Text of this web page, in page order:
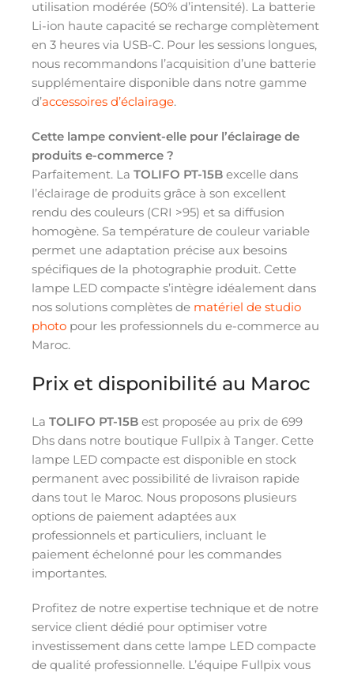
utilisation modérée (50% d’intensité). La batterie
Li-ion haute capacité se recharge complètement
en 3 heures via USB-C. Pour les sessions longues,
nous recommandons l’acquisition d’une batterie
supplémentaire disponible dans notre gamme
d’accessoires d’éclairage.
Cette lampe convient-elle pour l’éclairage de
produits e-commerce ?
Parfaitement. La TOLIFO PT-15B excelle dans
l’éclairage de produits grâce à son excellent
rendu des couleurs (CRI >95) et sa diffusion
homogène. Sa température de couleur variable
permet une adaptation précise aux besoins
spécifiques de la photographie produit. Cette
lampe LED compacte s’intègre idéalement dans
nos solutions complètes de matériel de studio
photo pour les professionnels du e-commerce au
Maroc.
Prix et disponibilité au Maroc
La TOLIFO PT-15B est proposée au prix de 699
Dhs dans notre boutique Fullpix à Tanger. Cette
lampe LED compacte est disponible en stock
permanent avec possibilité de livraison rapide
dans tout le Maroc. Nous proposons plusieurs
options de paiement adaptées aux
professionnels et particuliers, incluant le
paiement échelonné pour les commandes
importantes.
Profitez de notre expertise technique et de notre
service client dédié pour optimiser votre
investissement dans cette lampe LED compacte
de qualité professionnelle. L’équipe Fullpix vous